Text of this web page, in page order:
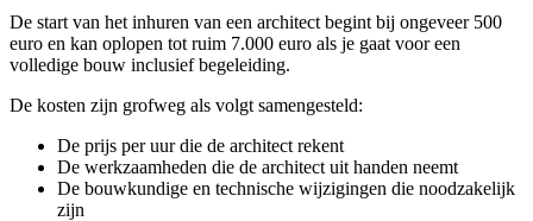
De start van het inhuren van een architect begint bij ongeveer 500
euro en kan oplopen tot ruim 7.000 euro als je gaat voor een
volledige bouw inclusief begeleiding.
De kosten zijn grofweg als volgt samengesteld:
De prijs per uur die de architect rekent
De werkzaamheden die de architect uit handen neemt
De bouwkundige en technische wijzigingen die noodzakelijk
zijn